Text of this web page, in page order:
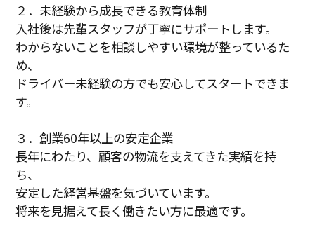
２．未経験から成長できる教育体制
入社後は先輩スタッフが丁寧にサポートします。
わからないことを相談しやすい環境が整っているた
め、
ドライバー未経験の方でも安心してスタートできま
す。
３．創業60年以上の安定企業
長年にわたり、顧客の物流を支えてきた実績を持
ち、
安定した経営基盤を気づいています。
将来を見据えて長く働きたい方に最適です。